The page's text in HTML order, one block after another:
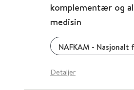
komplementær og
medisin
Detaljer